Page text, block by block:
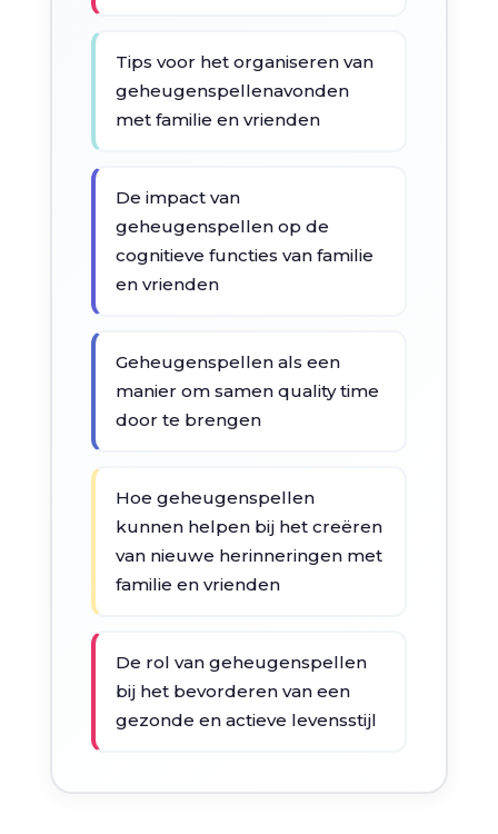
Tips voor het organiseren van
geheugenspellenavonden
met familie en vrienden
De impact van
geheugenspellen op de
cognitieve functies van familie
en vrienden
Geheugenspellen als een
manier om samen quality time
door te brengen
Hoe geheugenspellen
kunnen helpen bij het creëren
van nieuwe herinneringen met
familie en vrienden
De rol van geheugenspellen
bij het bevorderen van een
gezonde en actieve levensstijl